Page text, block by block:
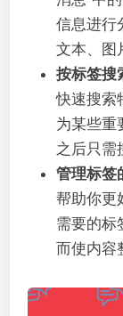
信息进行
文本、图
按标签搜
快速搜索
为某些重
之后只需
管理标签
帮助你更
需要的标
而使内容